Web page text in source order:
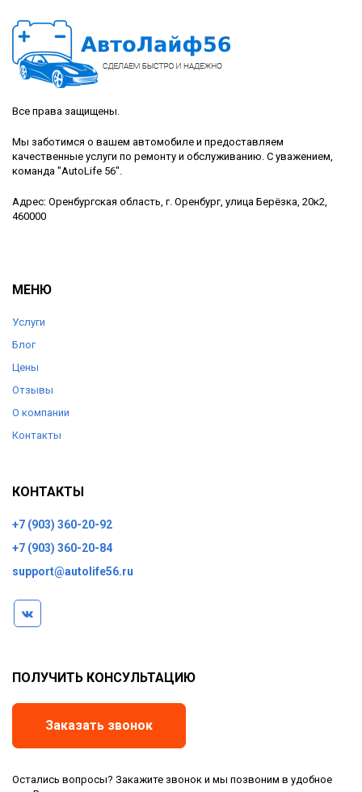
Все права защищены.
Мы заботимся о вашем автомобиле и предоставляем
качественные услуги по ремонту и обслуживанию. С уважением,
команда "AutoLife 56".
Адрес: Оренбургская область, г. Оренбург, улица Берёзка, 20к2,
460000
МЕНЮ
Услуги
Блог
Цены
Отзывы
О компании
Контакты
КОНТАКТЫ
+7 (903) 360-20-92
+7 (903) 360-20-84
support@autolife56.ru
ПОЛУЧИТЬ КОНСУЛЬТАЦИЮ
Заказать звонок
Остались вопросы? Закажите звонок и мы позвоним в удобное